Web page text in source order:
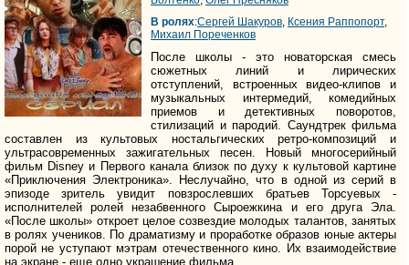
В ролях:Сергей Шакуров Ксения Раппопорт,
Михаил Пореченков
После школы - это новаторская смесь
сюжетных линий и лирических
отступлений, встроенных видео-клипов и
музыкальных интермедий, комедийных
приемов и детективных поворотов,
стилизаций и пародий. Саундтрек фильма
составлен из культовых ностальгических ретро-композиций и
ультрасовременных зажигательных песен. Новый многосерийный
фильм Disney и Первого канала близок по духу к культовой картине
«Приключения Электроника». Неслучайно, что в одной из серий в
эпизоде зритель увидит повзрослевших братьев Торсуевых -
исполнителей ролей незабвенного Сыроежкина и его друга Эла.
«После школы» откроет целое созвездие молодых талантов, занятых
в ролях учеников. По драматизму и проработке образов юные актеры
порой не уступают мэтрам отечественного кино. Их взаимодействие
на экране - еще одно украшение фильма.